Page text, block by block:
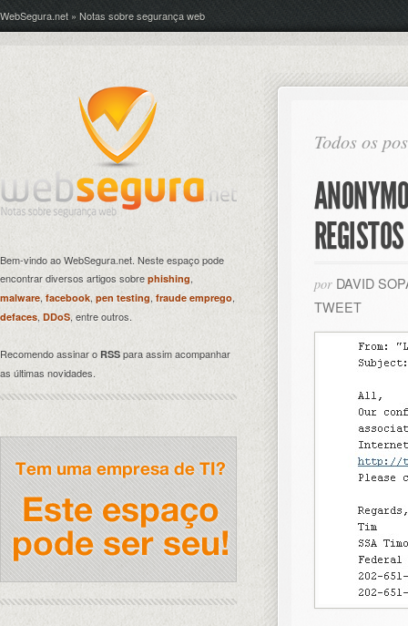
WebSegura.net » Notas sobre segurança web
Todos os
por DAVID
TWEET
Bem-vindo ao WebSegura.net. Neste espaço pode
encontrar diversos artigos sobre phishing,
malware, facebook, pen testing fraude emprego,
defaces, DDoS, entre outros.
Recomendo assinar o RSS para assim acompanhar
as últimas novidades.